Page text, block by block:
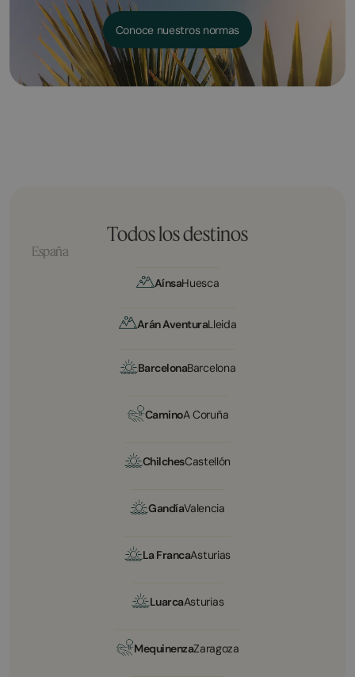
Conoce nuestros normas
Todos los destinos
España
AínsaHuesca
Arán AventuraLleida
BarcelonaBarcelona
CaminoA Coruña
ChilchesCastellón
GandíaValencia
La FrancaAsturias
LuarcaAsturias
MequinenzaZaragoza